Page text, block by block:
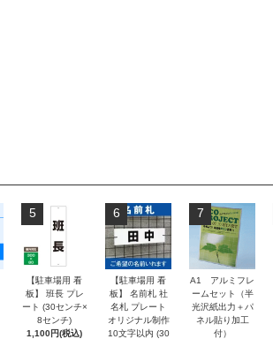
5
【駐車場用 看
板】 班長 プレ
ート (30センチ×
8センチ)
1,100円(税込)
6
【駐車場用 看
板】 名前札 社
名札 プレート
オリジナル制作
10文字以内 (30
7
A1 アルミフレ
ームセット（半
光沢紙出力＋パ
ネル貼り加工
付）